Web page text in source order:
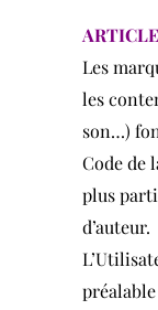
Les
les
son…)
Code de
plus
d’auteur.